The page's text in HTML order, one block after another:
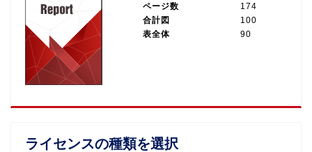
ページ数
174
合計図
100
表全体
90
ライセンスの種類を選択